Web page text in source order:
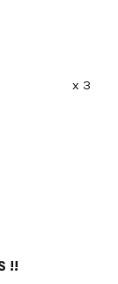
x 3
!!